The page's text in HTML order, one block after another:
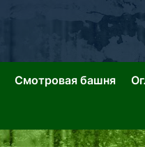
Смотровая башня